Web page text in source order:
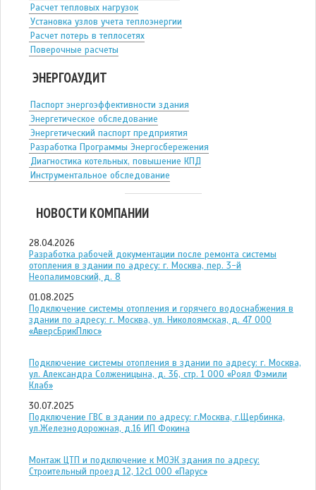
Расчет тепловых нагрузок
Установка узлов учета теплоэнергии
Расчет потерь в теплосетях
Поверочные расчеты
ЭНЕРГОАУДИТ
Паспорт энергоэффективности здания
Энергетическое обследование
Энергетический паспорт предприятия
Разработка Программы Энергосбережения
Диагностика котельных, повышение КПД
Инструментальное обследование
НОВОСТИ КОМПАНИИ
28.04.2026
Разработка рабочей документации после ремонта системы
отопления в здании по адресу: г. Москва, пер. 3-й
Неопалимовский, д. 8
01.08.2025
Подключение системы отопления и горячего водоснабжения в
здании по адресу: г. Москва, ул. Николоямская, д. 47 ООО
«АверсБрикПлюс»
Подключение системы отопления в здании по адресу: г. Москва,
ул. Александра Солженицына, д. 36, стр. 1 ООО «Роял Фэмили
Клаб»
30.07.2025
Подключение ГВС в здании по адресу: г.Москва, г.Щербинка,
ул.Железнодорожная, д.16 ИП Фокина
Монтаж ЦТП и подключение к МОЭК здания по адресу:
Строительный проезд 12, 12с1 ООО «Парус»